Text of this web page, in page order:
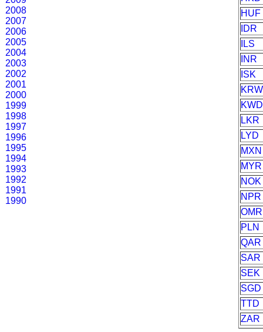
2008
2007
2006
2005
2004
2003
2002
2001
2000
1999
1998
1997
1996
1995
1994
1993
1992
1991
1990
HUF
IDR
ILS
INR
ISK
KRW
KWD
LKR
LYD
MXN
MYR
NOK
NPR
OMR
PLN
QAR
SAR
SEK
SGD
TTD
ZAR